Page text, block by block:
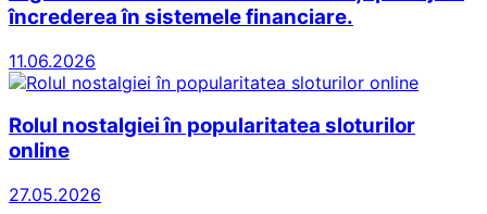
încrederea în sistemele financiare.
11.06.2026
Rolul nostalgiei în popularitatea sloturilor
online
27.05.2026